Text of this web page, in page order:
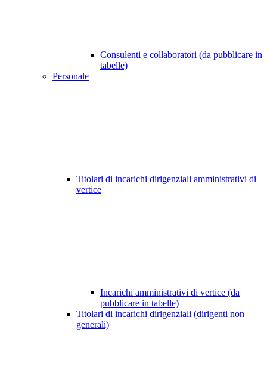
Consulenti e collaboratori (da pubblicare in
tabelle)
Personale
Titolari di incarichi dirigenziali amministrativi di
vertice
Incarichi amministrativi di vertice (da
pubblicare in tabelle)
Titolari di incarichi dirigenziali (dirigenti non
generali)